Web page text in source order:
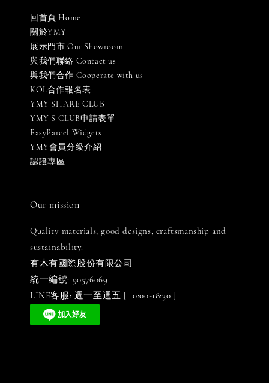
回首頁 Home
關於YMY
展示門市 Our Showroom
與我們聯絡 Contact us
與我們合作 Cooperate with us
KOL合作報名表
YMY SHARE CLUB
YMY S CLUB申請表單
EasyParcel Widgets
YMY會員分級介紹
認證專區
Our mission
Quality materials, good designs, craftsmanship and
sustainability.
有木有國際股份有限公司
統一編號: 90576069
LINE客服: 週一至週五 [ 10:00-18:30 ]